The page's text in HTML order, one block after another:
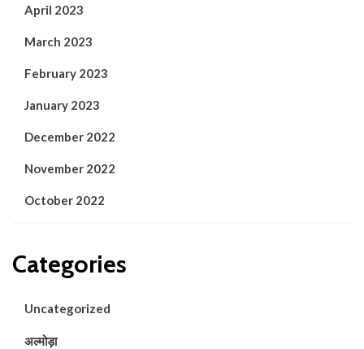
April 2023
March 2023
February 2023
January 2023
December 2022
November 2022
October 2022
Categories
Uncategorized
अल्मोड़ा